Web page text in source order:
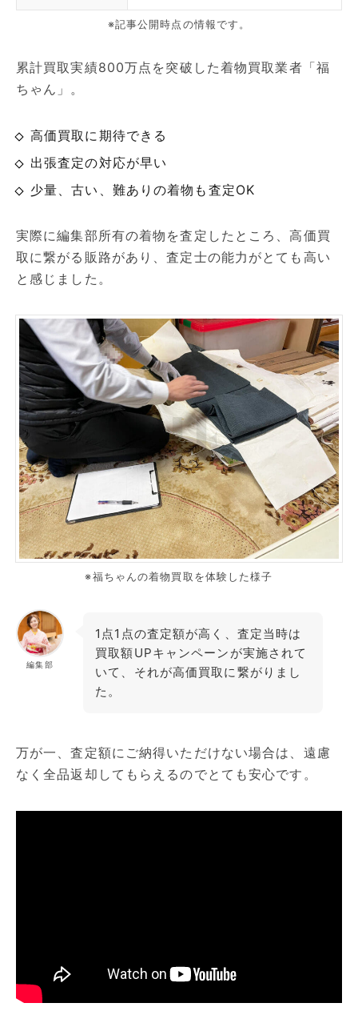
※記事公開時点の情報です。
累計買取実績800万点を突破した着物買取業者「福
ちゃん」。
高価買取に期待できる
出張査定の対応が早い
少量、古い、難ありの着物も査定OK
実際に編集部所有の着物を査定したところ、高価買
取に繋がる販路があり、査定士の能力がとても高い
と感じました。
※福ちゃんの着物買取を体験した様子
編集部
1点1点の査定額が高く、査定当時は
買取額UPキャンペーンが実施されて
いて、それが高価買取に繋がりまし
た。
万が一、査定額にご納得いただけない場合は、遠慮
なく全品返却してもらえるのでとても安心です。